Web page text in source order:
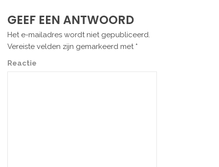
GEEF EEN ANTWOORD
Het e-mailadres wordt niet gepubliceerd.
Vereiste velden zijn gemarkeerd met *
Reactie